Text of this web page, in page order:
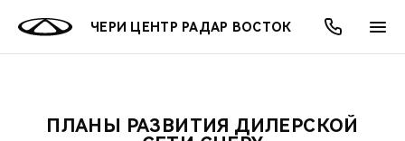
ЧЕРИ ЦЕНТР РАДАР ВОСТОК
МОДЕЛИ
ПОКУПАТЕЛЯМ
ВЛАДЕЛЬЦАМ
МИР CHERY
АКЦИИ
ОНЛАЙН СЕРВИСЫ
О КОМПАНИИ
ПЛАНЫ РАЗВИТИЯ ДИЛЕРСКОЙ